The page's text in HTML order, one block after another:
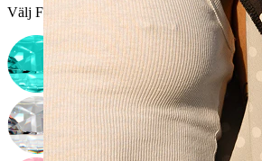
Välj Färg på sten